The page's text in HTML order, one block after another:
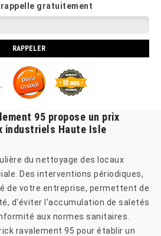
rappelle gratuitement
95 propose un prix
industriels Haute Isle
du nettoyage des locaux
Des interventions périodiques,
de votre entreprise, permettent de
d'éviter l'accumulation de saletés
aux normes sanitaires.
ravalement 95 pour établir un